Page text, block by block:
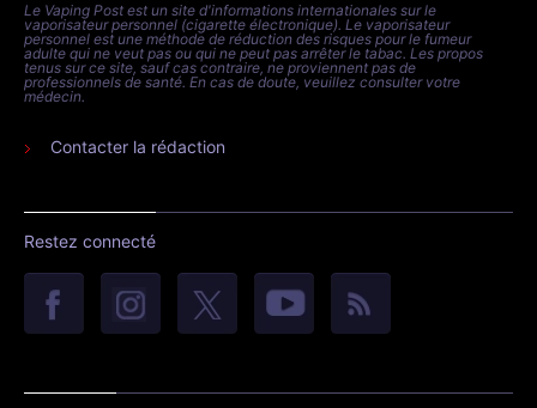
Le Vaping Post est un site d'informations internationales sur le
vaporisateur personnel (cigarette électronique). Le vaporisateur
personnel est une méthode de réduction des risques pour le fumeur
adulte qui ne veut pas ou qui ne peut pas arrêter le tabac. Les propos
tenus sur ce site, sauf cas contraire, ne proviennent pas de
professionnels de santé. En cas de doute, veuillez consulter votre
médecin.
Contacter la rédaction
Restez connecté